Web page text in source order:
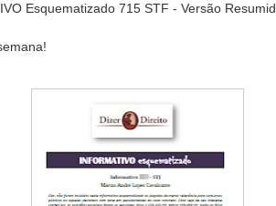
Esquematizado 715 STF - Versão